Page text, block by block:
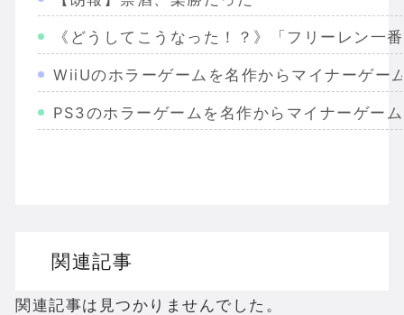
《どうしてこうなった！？》「フリーレン
WiiUのホラーゲームを名作からマイナーゲー
PS3のホラーゲームを名作からマイナーゲー
ドラゴンクエスト３の思い出
【聖剣伝説3】リースとアンジェラってなん
関連記事
関連記事は見つかりませんでした。